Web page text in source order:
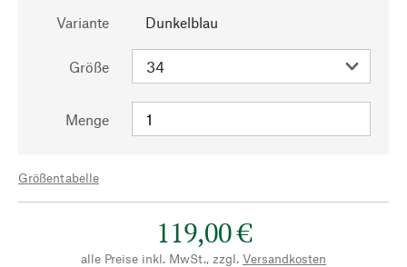
Variante Dunkelblau
Größe
Menge
Größentabelle
119,00 €
alle Preise inkl. MwSt., zzgl. Versandkosten